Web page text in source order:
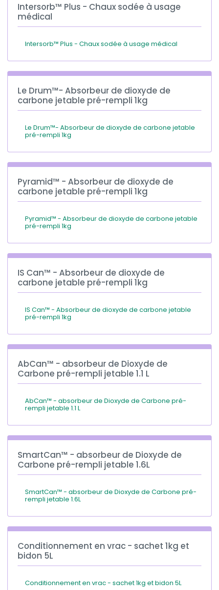
Intersorb™ Plus - Chaux sodée à usage
médical
Intersorb™ Plus - Chaux sodée à usage médical
Le Drum™- Absorbeur de dioxyde de
carbone jetable pré-rempli 1kg
Le Drum™- Absorbeur de dioxyde de carbone jetable
pré-rempli 1kg
Pyramid™ - Absorbeur de dioxyde de
carbone jetable pré-rempli 1kg
Pyramid™ - Absorbeur de dioxyde de carbone jetable
pré-rempli 1kg
IS Can™ - Absorbeur de dioxyde de
carbone jetable pré-rempli 1kg
IS Can™ - Absorbeur de dioxyde de carbone jetable
pré-rempli 1kg
AbCan™ - absorbeur de Dioxyde de
Carbone pré-rempli jetable 1.1 L
AbCan™ - absorbeur de Dioxyde de Carbone pré-
rempli jetable 1.1 L
SmartCan™ - absorbeur de Dioxyde de
Carbone pré-rempli jetable 1.6L
SmartCan™ - absorbeur de Dioxyde de Carbone pré-
rempli jetable 1.6L
Conditionnement en vrac - sachet 1kg et
bidon 5L
Conditionnement en vrac - sachet 1kg et bidon 5L